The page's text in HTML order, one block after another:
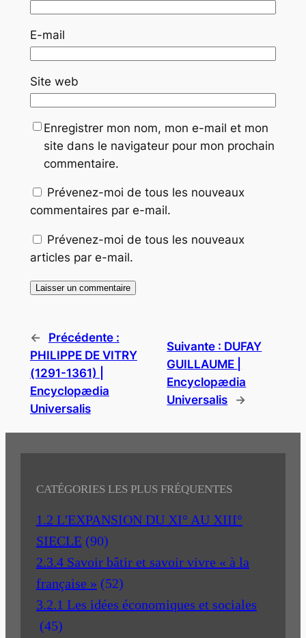
E-mail
Site web
Enregistrer mon nom, mon e-mail et mon
site dans le navigateur pour mon prochain
commentaire.
Prévenez-moi de tous les nouveaux
commentaires par e-mail.
Prévenez-moi de tous les nouveaux
articles par e-mail.
←
Précédente :
PHILIPPE DE VITRY
(1291-1361) |
Encyclopædia
Universalis
Suivante : DUFAY
GUILLAUME |
Encyclopædia
Universalis
→
CATÉGORIES LES PLUS FRÉQUENTES
1.2 L'EXPANSION DU XI° AU XIII°
SIECLE (90)
2.3.4 Savoir bâtir et savoir vivre « à la
française » (52)
3.2.1 Les idées économiques et sociales
(45)